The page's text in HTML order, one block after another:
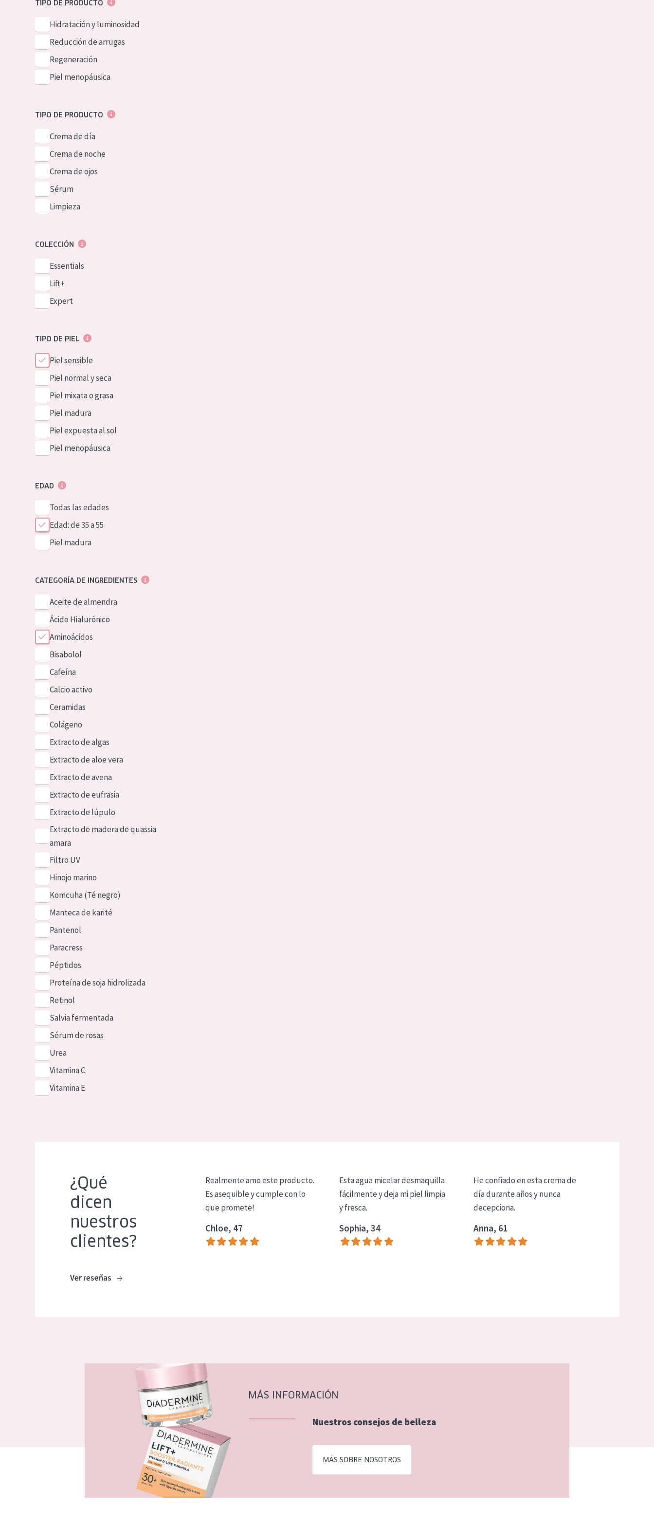
Spanish
Greek
TIPO DE PRODUCTO
Hidratación y luminosidad
Reducción de arrugas
Regeneración
Piel menopáusica
TIPO DE PRODUCTO
Crema de día
Crema de noche
Crema de ojos
Sérum
Limpieza
COLECCIÓN
Essentials
Lift+
Expert
TIPO DE PIEL
Piel sensible
Piel normal y seca
Piel mixata o grasa
Piel madura
Piel expuesta al sol
Piel menopáusica
EDAD
Todas las edades
Edad: de 35 a 55
Piel madura
CATEGORÍA DE INGREDIENTES
Aceite de almendra
Ácido Hialurónico
Aminoácidos
Bisabolol
Cafeína
Calcio activo
Ceramidas
Colágeno
Extracto de algas
Extracto de aloe vera
Extracto de avena
Extracto de eufrasia
Extracto de lúpulo
Extracto de madera de quassia
amara
Filtro UV
Hinojo marino
Komcuha (Té negro)
Manteca de karité
Pantenol
Paracress
Péptidos
Proteína de soja hidrolizada
Retinol
Salvia fermentada
Sérum de rosas
Urea
Vitamina C
Vitamina E
¿Qué
dicen
nuestros
clientes?
Ver reseñas
Realmente amo este producto.
Es asequible y cumple con lo
que promete!
Chloe, 47
Esta agua micelar desmaquilla
fácilmente y deja mi piel limpia
y fresca.
Sophia, 34
He confiado en esta crema de
día durante años y nunca
decepciona.
Anna, 61
MÁS INFORMACIÓN
Nuestros consejos de belleza
MÁS SOBRE NOSOTROS